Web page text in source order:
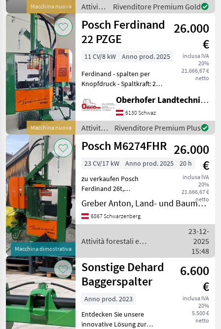
Macchina nuova
Attività
forestali
e
lavorazione
del
legno /
Rivenditore Premium Gold
Macchina nuova
Posch Ferdinand
22 PZGE
26.000
€
inclusa IVA
20%
21.666,67 €
netto
11 CV/8 kW
Anno prod. 2025
Ferdinand - spalten per
Knopfdruck - Spaltkraft: 22t
Stammdurchmesser: max.
60cm - AutoSpeed - mit
Touch Encoder
(einstellbarer Sp
Oberhofer Landtechnik GmbH
6130 Schwaz
Attività
forestali
e
del
legno /
Posch
Rivenditore Premium Plus
Macchina dimostrativa
Posch M6274FHR 26.000
€
inclusa IVA
20%
21.666,67 €
netto
23 CV/17 kW Anno prod. 2025
20 h
zu verkaufen Posch
Ferdinand 26t,
Dreipunktanbau,
hydraulisch mit Zapfwelle
oder Elektrisch bertrieben,
mechanisch bedienbar,
Greber Anton, Land- und Baumaschinentechnik
6867 Schwarzenberg
Attività forestali e
Posch
23-12-
2025
15:48
Sonstige Dehard
Baggerspalter
6.600
€
inclusa IVA
20%
5.500 €
netto
Anno prod. 2023
Entdecken Sie unsere
innovative Lösung zur